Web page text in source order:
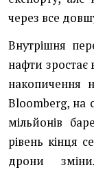
через все
Внутрішня
нафти зростає
накопичення
Bloomberg, на
мільйонів
рівень кінця
дрони